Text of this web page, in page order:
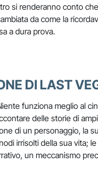
si renderanno conto
da come la
a dura prova.
DI LAST
funziona meglio al
delle storie di
di un personaggio, la
irrisolti della sua vita;
un meccanismo